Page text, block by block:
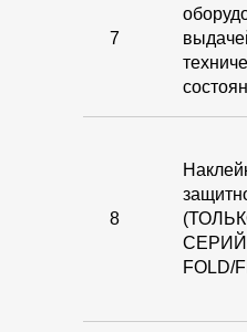
7
8
СЕРИЙ
FOLD/